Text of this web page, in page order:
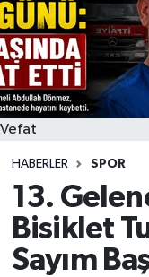
Vefat
HABERLER SPOR
13.
Bisiklet
Sayım
Siyaset
Spor
Vefat
Video Galeri
Yaşam